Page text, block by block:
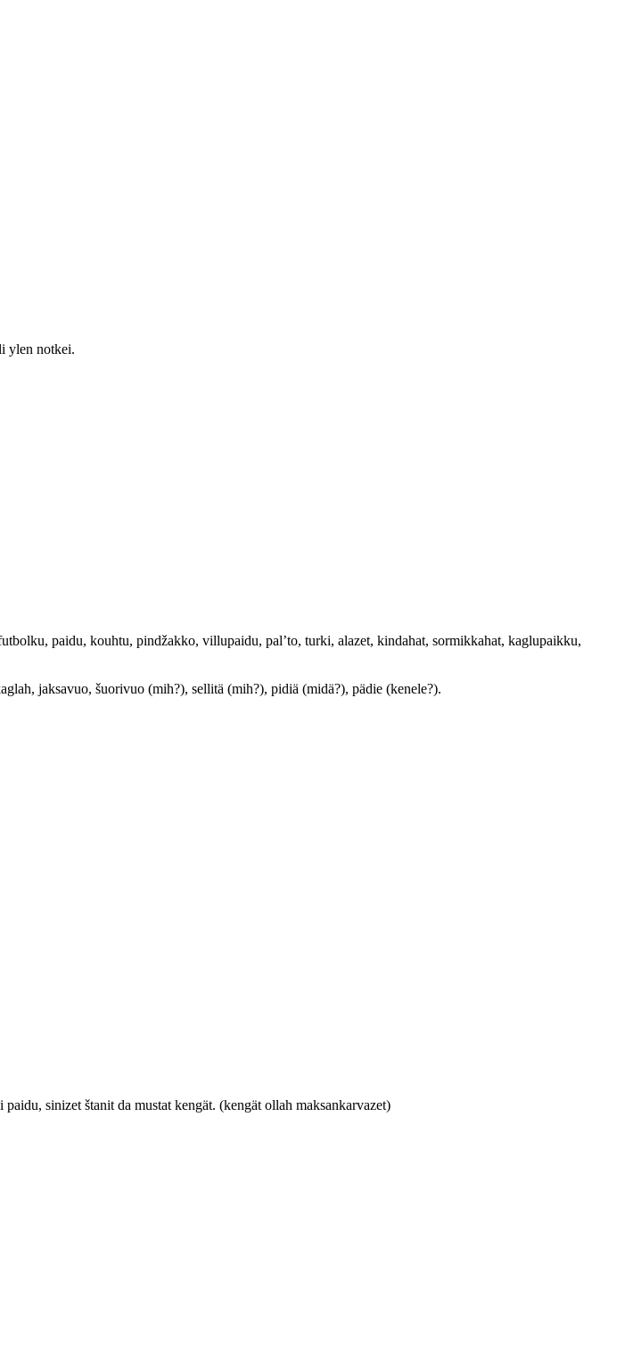
ylen notkei.
paidu, kouhtu, pindžakko, villupaidu, pal’to, turki, alazet, kindahat, sormikkahat, kaglupaikku,
jaksavuo, šuorivuo (mih?), sellitä (mih?), pidiä (midä?), pädie (kenele?).
sinizet štanit da mustat kengät. (kengät ollah maksankarvazet)